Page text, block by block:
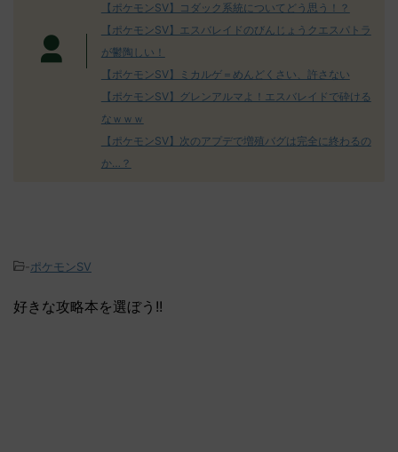
【ポケモンSV】コダック系統についてどう思う！？
【ポケモンSV】エスバレイドのびんじょうクエスパトラ
が鬱陶しい！
【ポケモンSV】ミカルゲ＝めんどくさい、許さない
【ポケモンSV】グレンアルマよ！エスバレイドで砕ける
なｗｗｗ
【ポケモンSV】次のアプデで増殖バグは完全に終わるの
か…？
ポケモンSV
好きな攻略本を選ぼう!!